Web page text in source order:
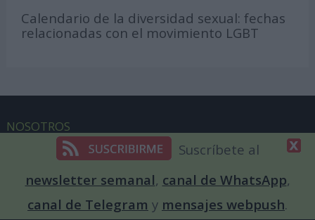
Calendario de la diversidad sexual: fechas
relacionadas con el movimiento LGBT
NOSOTROS
Equipo de redacción
DiaInternacionalde en los medios
Patrocinar un día
Suscríbete al
newsletter semanal, canal de WhatsApp,
canal de Telegram y mensajes webpush.